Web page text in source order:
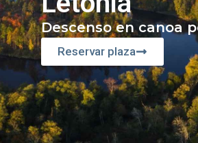
Descenso en canoa
Reservar plaza